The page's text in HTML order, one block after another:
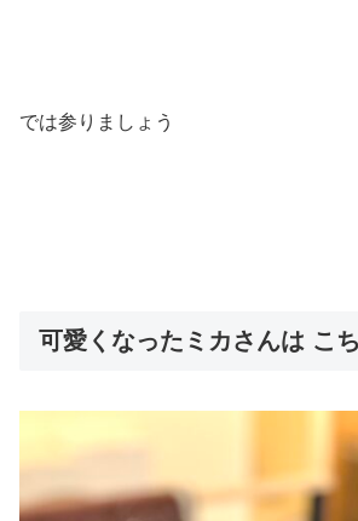
では参りましょう
可愛くなったミカさんは こ